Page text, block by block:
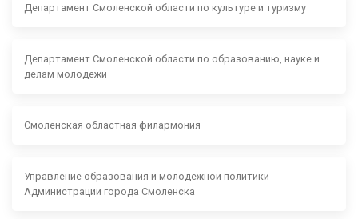
Департамент Смоленской области по культуре и туризму
Департамент Смоленской области по образованию, науке и
делам молодежи
Смоленская областная филармония
Управление образования и молодежной политики
Администрации города Смоленска